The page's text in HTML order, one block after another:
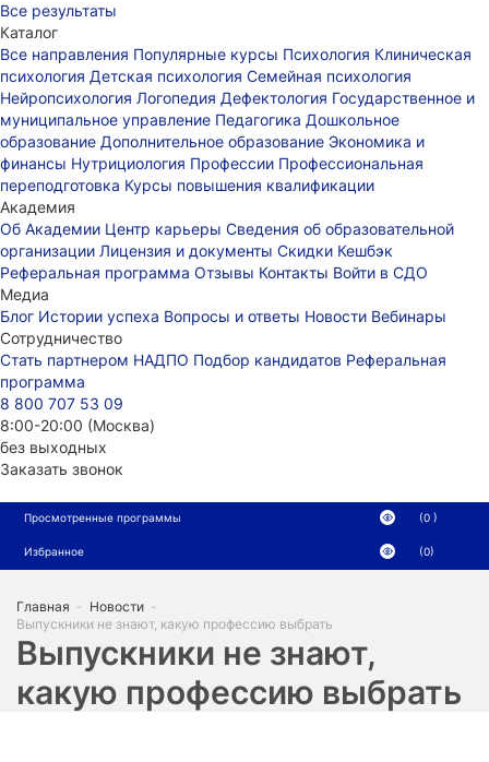
Все результаты
Каталог
Все направления Популярные курсы Психология Клиническая
психология Детская психология Семейная психология
Нейропсихология Логопедия Дефектология Государственное и
муниципальное управление Педагогика Дошкольное
образование Дополнительное образование Экономика и
финансы Нутрициология Профессии Профессиональная
переподготовка Курсы повышения квалификации
Академия
Об Академии Центр карьеры Сведения об образовательной
организации Лицензия и документы Скидки Кешбэк
Реферальная программа Отзывы Контакты Войти в СДО
Медиа
Блог Истории успеха Вопросы и ответы Новости Вебинары
Сотрудничество
Стать партнером НАДПО Подбор кандидатов Реферальная
программа
8 800 707 53 09
8:00-20:00 (Москва)
без выходных
Заказать звонок
Просмотренные программы (0 )
Избранное (0)
Главная - Новости -
Выпускники не знают, какую профессию выбрать
Выпускники не знают,
какую профессию выбрать